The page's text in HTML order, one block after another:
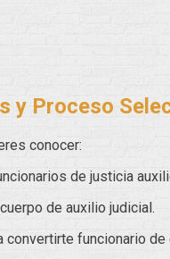
y Proceso
conocer:
de justicia
de auxilio judicial.
funcionario de